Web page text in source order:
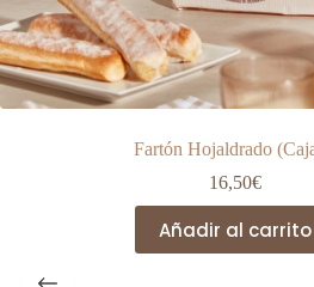
Fartón Hojaldrado
16,50€
Añadir al carrito